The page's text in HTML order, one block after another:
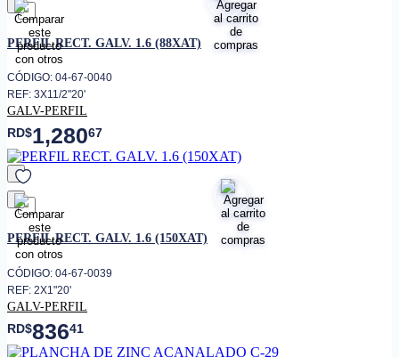
favorito
PERFIL RECT. GALV. 1.6 (88XAT)
CÓDIGO: 04-67-0040
REF: 3X11/2"20'
GALV-PERFIL
RD$1,28067
favorito
PERFIL RECT. GALV. 1.6 (150XAT)
CÓDIGO: 04-67-0039
REF: 2X1"20'
GALV-PERFIL
RD$83641